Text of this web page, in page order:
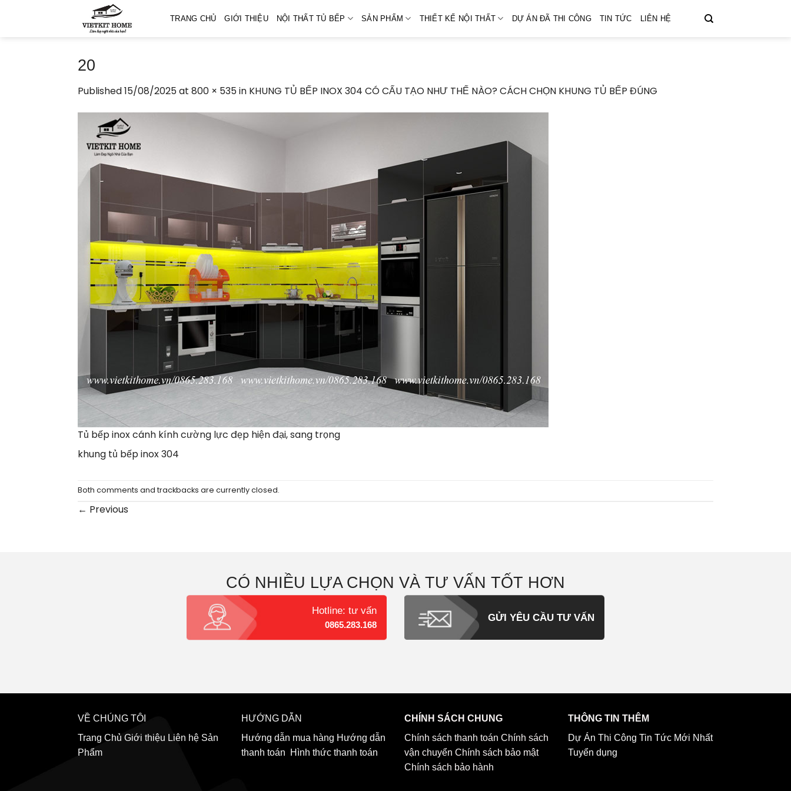
TRANG CHỦ GIỚI THIỆU NỘI THẤT TỦ BẾP SẢN PHẨM THIẾT KẾ NỘI THẤT DỰ ÁN ĐÃ THI CÔNG TIN TỨC LIÊN HỆ
20
Published15/08/2025at 800 × 535in KHUNG TỦ BẾP INOX 304 CÓ CẤU TẠO NHƯ THẾ NÀO? CÁCH CHỌN KHUNG TỦ BẾP ĐÚNG
Tủ bếp inox cánh kính cường lực đẹp hiện đại, sang trọng
khung tủ bếp inox 304
Both comments and trackbacks are currently closed.
← Previous
CÓ NHIỀU LỰA CHỌN VÀ TƯ VẤN TỐT HƠN
Hotline: tư vấn
0865.283.168
GỬI YÊU CẦU TƯ VẤN
VỀ CHÚNG TÔI
Trang Chủ Giới thiệu Liên hệ Sản
Phẩm
HƯỚNG DẪN
Hướng dẫn mua hàng Hướng dẫn
thanh toán
Hình thức thanh toán
CHÍNH SÁCH CHUNG
Chính sách thanh toán Chính sách
vận chuyển Chính sách bảo mật
Chính sách bảo hành
THÔNG TIN THÊM
Dự Án Thi Công Tin Tức Mới Nhất
Tuyển dụng